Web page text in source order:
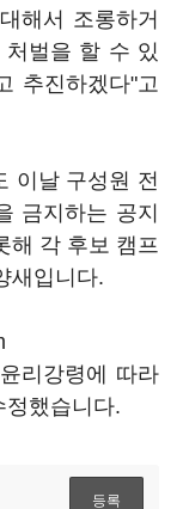
해서 조롱하거
벌을 할 수 있
추진하겠다"고
이날 구성원 전
금지하는 공지
해 각 후보 캠프
새입니다.
리강령에 따라
정했습니다.